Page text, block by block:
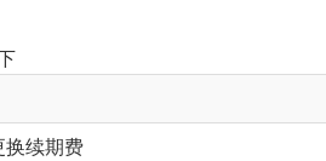
换续期费